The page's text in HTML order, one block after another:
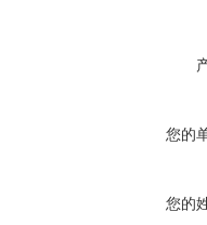
您的
您的